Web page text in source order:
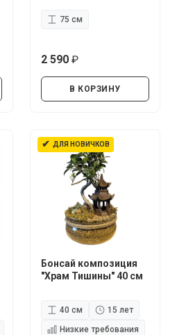
75 см
2 590
В КОРЗИНУ
✔ ДЛЯ НОВИЧКОВ
Бонсай композиция
"Храм Тишины" 40 см
40 см
15 лет
Низкие требования